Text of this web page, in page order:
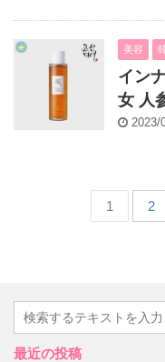
美容
イン
女 人
2023/
1 2
最近の投稿